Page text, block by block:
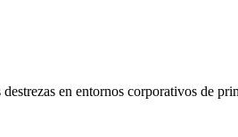
en entornos corporativos de